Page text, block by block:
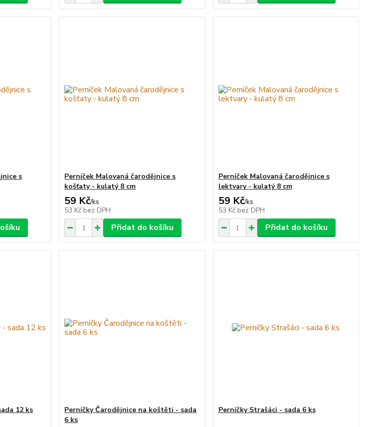
s
Perníček Malovaná čarodějnice s
košťaty - kulatý 8 cm
59 Kč/ks
53 Kč bez DPH
Přidat do košíku
Perníček Malovaná čarodějnice s
lektvary - kulatý 8 cm
59 Kč/ks
53 Kč bez DPH
Přidat do košíku
12 ks
Perníčky Čarodějnice na koštěti - sada
6 ks
Perníčky Strašáci - sada 6 ks